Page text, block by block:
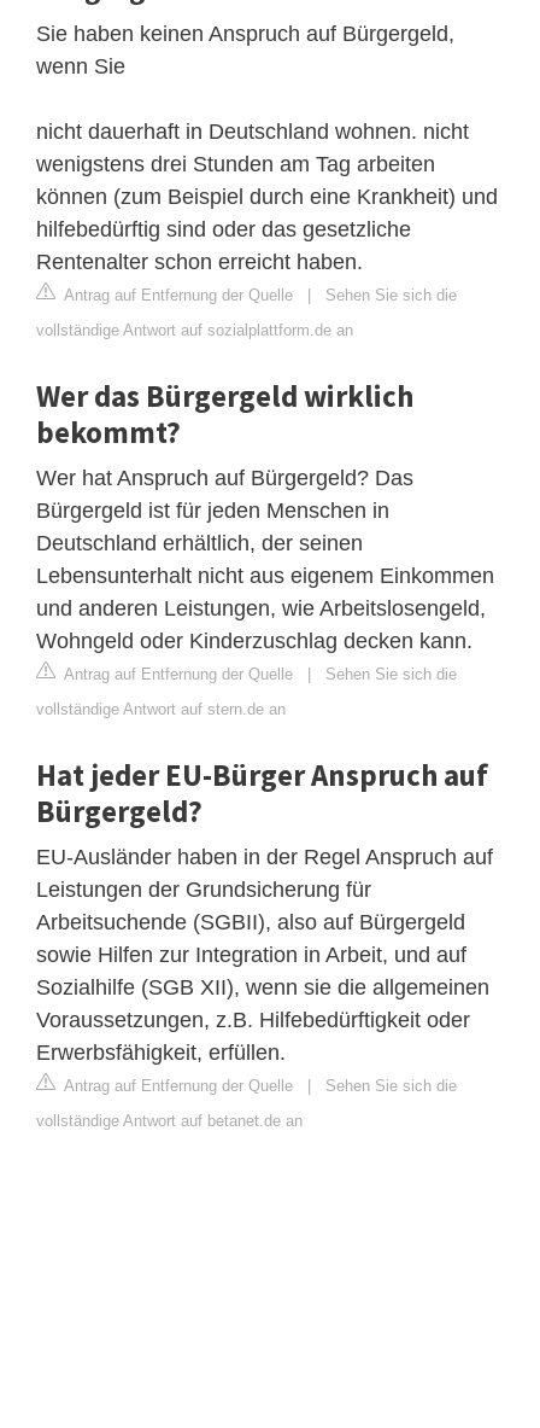
Sie haben keinen Anspruch auf Bürgergeld,
wenn Sie
nicht dauerhaft in Deutschland wohnen. nicht
wenigstens drei Stunden am Tag arbeiten
können (zum Beispiel durch eine Krankheit) und
hilfebedürftig sind oder das gesetzliche
Rentenalter schon erreicht haben.
Antrag auf Entfernung der Quelle | Sehen Sie sich die
vollständige Antwort auf sozialplattform.de an
Wer das Bürgergeld wirklich
bekommt?
Wer hat Anspruch auf Bürgergeld? Das
Bürgergeld ist für jeden Menschen in
Deutschland erhältlich, der seinen
Lebensunterhalt nicht aus eigenem Einkommen
und anderen Leistungen, wie Arbeitslosengeld,
Wohngeld oder Kinderzuschlag decken kann.
Antrag auf Entfernung der Quelle | Sehen Sie sich die
vollständige Antwort auf stern.de an
Hat jeder EU-Bürger Anspruch auf
Bürgergeld?
EU-Ausländer haben in der Regel Anspruch auf
Leistungen der Grundsicherung für
Arbeitsuchende (SGBII), also auf Bürgergeld
sowie Hilfen zur Integration in Arbeit, und auf
Sozialhilfe (SGB XII), wenn sie die allgemeinen
Voraussetzungen, z.B. Hilfebedürftigkeit oder
Erwerbsfähigkeit, erfüllen.
Antrag auf Entfernung der Quelle | Sehen Sie sich die
vollständige Antwort auf betanet.de an